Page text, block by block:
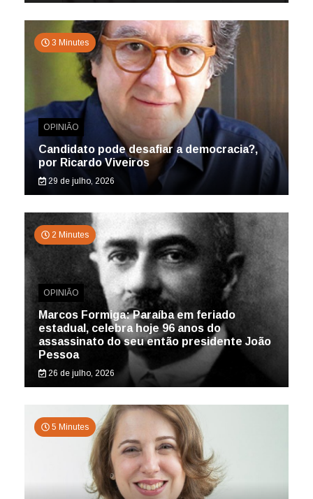
3 Minutes
OPINIÃO
Candidato pode desafiar a democracia?,
por Ricardo Viveiros
29 de julho, 2026
2 Minutes
OPINIÃO
Marcos Formiga: Paraíba em feriado
estadual, celebra hoje 96 anos do
assassinato do seu então presidente João
Pessoa
26 de julho, 2026
5 Minutes